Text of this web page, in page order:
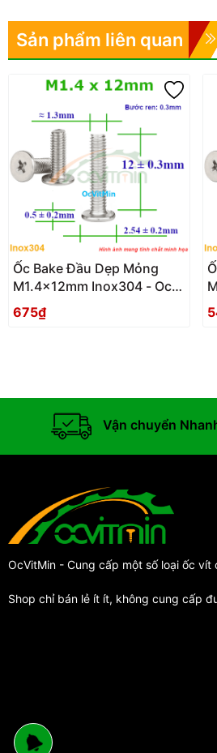
Sản phẩm liên quan
Ốc Bake Đầu Dẹp Mỏng
M1.4x12mm Inox304 - Oc
PaKe Dau Dep Mong
675₫
Vận chuyển
OcVitMin - Cung cấp một số loại ốc vít
Shop chỉ bán lẻ ít ít, không cung cấp